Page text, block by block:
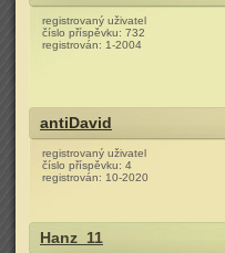
registrovaný uživatel
číslo příspěvku: 732
registrován: 1-2004
antiDavid
registrovaný uživatel
číslo příspěvku: 4
registrován: 10-2020
Hanz_11